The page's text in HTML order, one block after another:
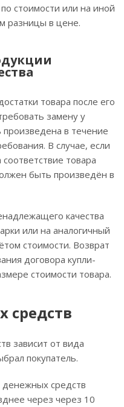
стоимости или на иной
разницы в цене.
товара после его
замену у
в течение
В случае, если
товара
быть произведён в
качества
или на аналогичный
стоимости. Возврат
договора купли-
стоимости товара.
средств
зависит от вида
покупатель.
денежных средств
через через 10